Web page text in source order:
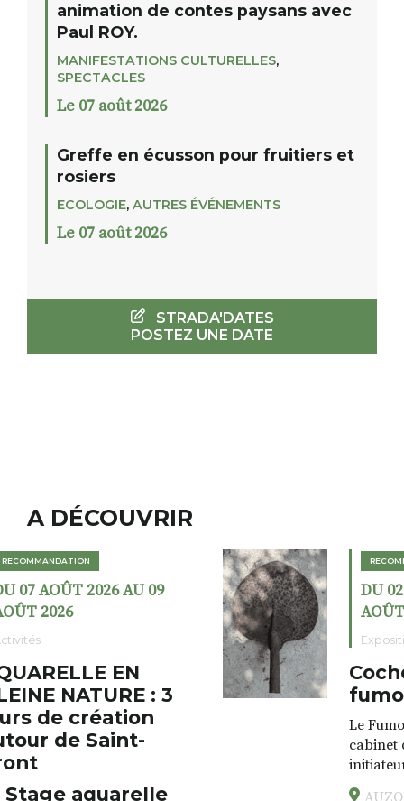
animation de contes paysans avec
Paul ROY.
MANIFESTATIONS CULTURELLES,
SPECTACLES
Le 07 août 2026
Greffe en écusson pour fruitiers et
rosiers
ECOLOGIE, AUTRES ÉVÉNEMENTS
Le 07 août 2026
STRADA'DATES
POSTEZ UNE DATE
A DÉCOUVRIR
RECOMMANDATION
DU 02 AOÛT 2026 AU 23
AOÛT 2026
Expositions
Cochon charbon au
fumoir
s’amuse à donner à voir des